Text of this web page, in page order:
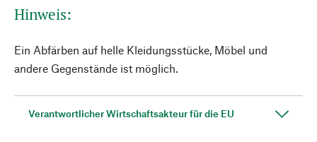
Hinweis:
Ein Abfärben auf helle Kleidungsstücke, Möbel und
andere Gegenstände ist möglich.
Verantwortlicher Wirtschaftsakteur für die EU